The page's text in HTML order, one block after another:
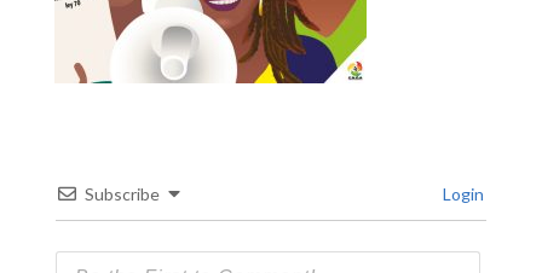
Subscribe Login